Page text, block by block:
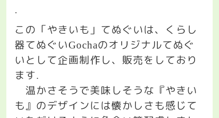
.
この「やきいも」てぬぐいは、くらし
器てぬぐいGochaのオリジナルてぬぐ
いとして企画制作し、販売をしており
ます.
温かさそうで美味しそうな『やきい
も』のデザインには懐かしさも感じて